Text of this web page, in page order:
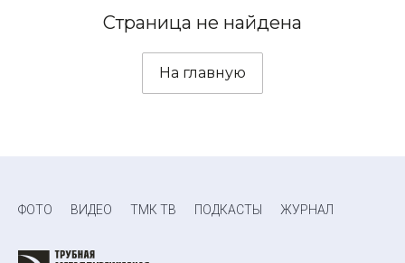
Страница не найдена
На главную
ФОТО ВИДЕО ТМК ТВ ПОДКАСТЫ ЖУРНАЛ